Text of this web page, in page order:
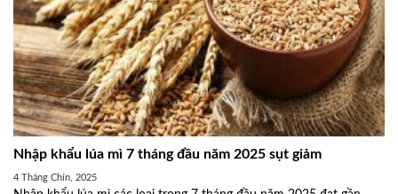
Nhập khẩu lúa mì 7 tháng đầu năm 2025 sụt giảm
4 Tháng Chín, 2025